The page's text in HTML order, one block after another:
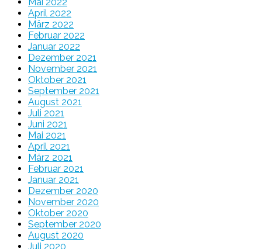
Mai 2022
April 2022
März 2022
Februar 2022
Januar 2022
Dezember 2021
November 2021
Oktober 2021
September 2021
August 2021
Juli 2021
Juni 2021
Mai 2021
April 2021
März 2021
Februar 2021
Januar 2021
Dezember 2020
November 2020
Oktober 2020
September 2020
August 2020
Juli 2020